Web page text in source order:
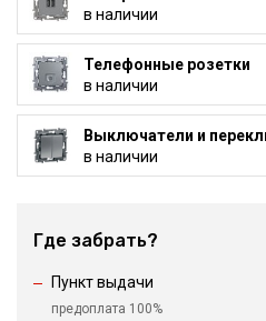
в наличии
Телефонные розетки
в наличии
Выключатели и
в наличии
Где забрать?
Пункт выдачи
предоплата 100%